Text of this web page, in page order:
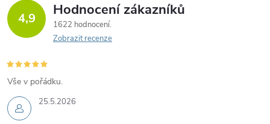
4,9 Hodnocení zákazníků
1622 hodnocení
Zobrazit recenze
25.5.2026
Vše v pořádku.